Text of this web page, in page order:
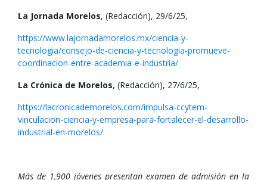
La Jornada Morelos, (Redacción), 29/6/25,
https://www.lajornadamorelos.mx/ciencia-y-
tecnologia/consejo-de-ciencia-y-tecnologia-promueve-
coordinacion-entre-academia-e-industria/
La Crónica de Morelos, (Redacción), 27/6/25,
https://lacronicademorelos.com/impulsa-ccytem-
vinculacion-ciencia-y-empresa-para-fortalecer-el-desarrollo-
industrial-en-morelos/
Más de 1,900 jóvenes presentan examen de admisión en la